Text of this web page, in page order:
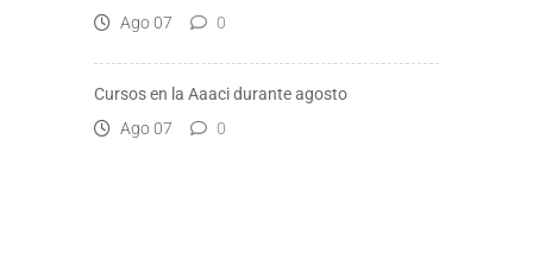
Ago 07
0
Cursos en la Aaaci durante agosto
Ago 07
0